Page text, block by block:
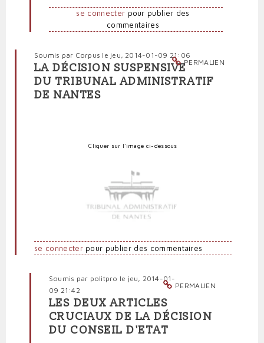
de
Dieudonné
of
"L'Antisémite"
par
Frondeur
se connecter pour publier des
commentaires
PERMALIEN
Soumis par Corpus le jeu, 2014-01-09 21:06
LA DÉCISION SUSPENSIVE
DU TRIBUNAL ADMINISTRATIF
DE NANTES
Cliquer sur l'image ci-dessous
se connecterpour publier des commentaires
PERMALIEN
Soumis par politpro le jeu, 2014-01-
09 21:42
En
réponse
à
LES DEUX ARTICLES
CRUCIAUX DE LA DÉCISION
DU CONSEIL D'ETAT